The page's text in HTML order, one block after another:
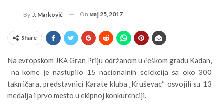
By J. Marković On мај 25, 2017
Share
Na evropskom JKA Gran Priju održanom u češkom gradu Kadan,
na kome je nastupilo 15 nacionalnih selekcija sa oko 300
takmičara, predstavnici Karate kluba „Kruševac“ osvojili su 13
medalja i prvo mesto u ekipnoj konkurenciji.